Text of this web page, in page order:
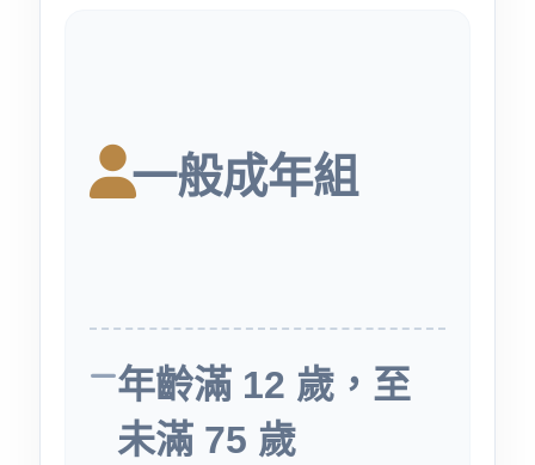
一般成年組
年齡滿 12 歲，至
未滿 75 歲